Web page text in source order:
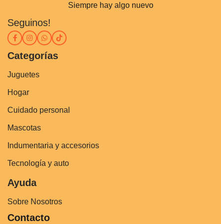
Siempre hay algo nuevo
Seguinos!
Categorías
Juguetes
Hogar
Cuidado personal
Mascotas
Indumentaria y accesorios
Tecnología y auto
Ayuda
Sobre Nosotros
Contacto